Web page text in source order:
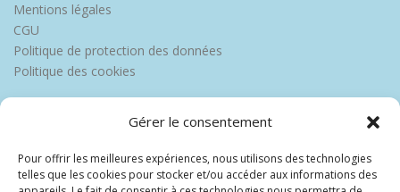
Gérer le consentement
Pour offrir les meilleures expériences, nous utilisons des technologies
telles que les cookies pour stocker et/ou accéder aux informations des
Mentions légales
CGU
Politique de protection des données
Politique des cookies